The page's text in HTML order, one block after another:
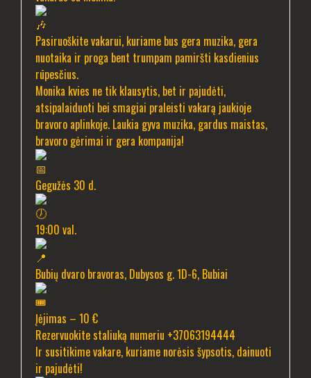
Pasiruoškite vakarui, kuriame bus gera muzika, gera
nuotaika ir proga bent trumpam pamiršti kasdienius
rūpesčius.
Monika kvies ne tik klausytis, bet ir pajudėti,
atsipalaiduoti bei smagiai praleisti vakarą jaukioje
bravoro aplinkoje. Laukia gyva muzika, gardus maistas,
bravoro gėrimai ir gera kompanija!
Gegužės 30 d.
19:00 val.
Bubių dvaro bravoras, Dubysos g. 1D-6, Bubiai
Įėjimas – 10 €
Rezervuokite staliuką numeriu +37063194444
Ir susitikime vakare, kuriame norėsis šypsotis, dainuoti
ir pajudėti!